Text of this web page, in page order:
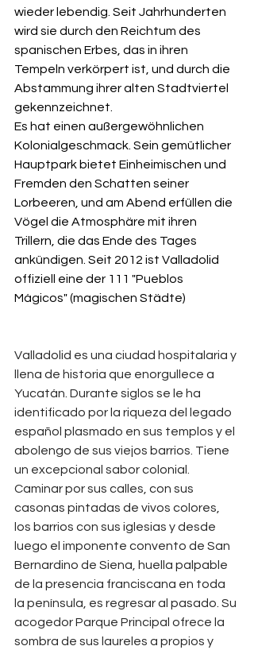
wieder lebendig. Seit Jahrhunderten
wird sie durch den Reichtum des
spanischen Erbes, das in ihren
Tempeln verkörpert ist, und durch die
Abstammung ihrer alten Stadtviertel
gekennzeichnet.
Es hat einen außergewöhnlichen
Kolonialgeschmack. Sein gemütlicher
Hauptpark bietet Einheimischen und
Fremden den Schatten seiner
Lorbeeren, und am Abend erfüllen die
Vögel die Atmosphäre mit ihren
Trillern, die das Ende des Tages
ankündigen. Seit 2012 ist Valladolid
offiziell eine der 111 "Pueblos
Mágicos" (magischen Städte)
Valladolid es una ciudad hospitalaria y
llena de historia que enorgullece a
Yucatán. Durante siglos se le ha
identificado por la riqueza del legado
español plasmado en sus templos y el
abolengo de sus viejos barrios. Tiene
un excepcional sabor colonial.
Caminar por sus calles, con sus
casonas pintadas de vivos colores,
los barrios con sus iglesias y desde
luego el imponente convento de San
Bernardino de Siena, huella palpable
de la presencia franciscana en toda
la península, es regresar al pasado. Su
acogedor Parque Principal ofrece la
sombra de sus laureles a propios y